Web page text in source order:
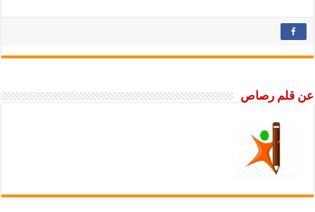
عن قلم رصاص